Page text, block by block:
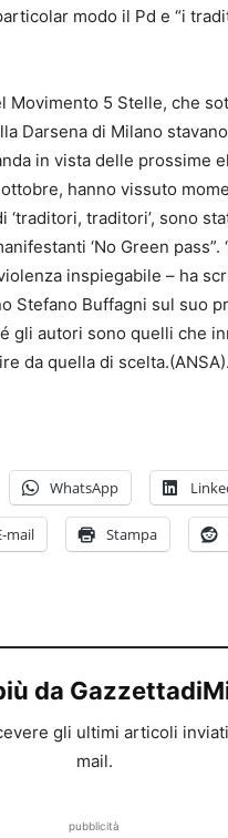
modo il Pd e “i
Movimento 5 Stelle, che
Darsena di Milano
in vista delle prossime
hanno vissuto
‘traditori, traditori’, sono
‘No Green pass”.
inspiegabile – ha
Stefano Buffagni sul suo
gli autori sono quelli che
da quella di scelta.(ANSA).
WhatsApp
mail Stampa
da
gli ultimi articoli
mail.
pubblicità